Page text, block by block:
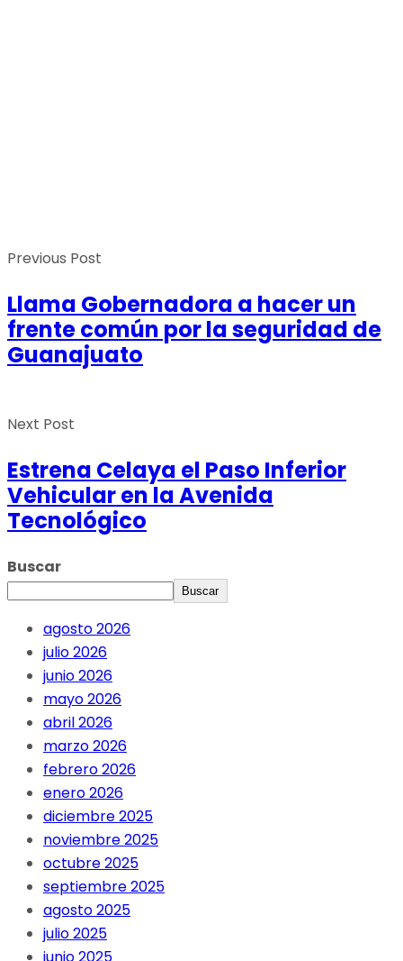
Previous Post
Llama Gobernadora a hacer un
frente común por la seguridad de
Guanajuato
Next Post
Estrena Celaya el Paso Inferior
Vehicular en la Avenida
Tecnológico
Buscar
Buscar
agosto 2026
julio 2026
junio 2026
mayo 2026
abril 2026
marzo 2026
febrero 2026
enero 2026
diciembre 2025
noviembre 2025
octubre 2025
septiembre 2025
agosto 2025
julio 2025
junio 2025